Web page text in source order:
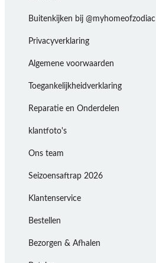
Buitenkijken bij @myhomeofzodiac
Privacyverklaring
Algemene voorwaarden
Toegankelijkheidverklaring
Reparatie en Onderdelen
klantfoto's
Ons team
Seizoensaftrap 2026
Klantenservice
Bestellen
Bezorgen & Afhalen